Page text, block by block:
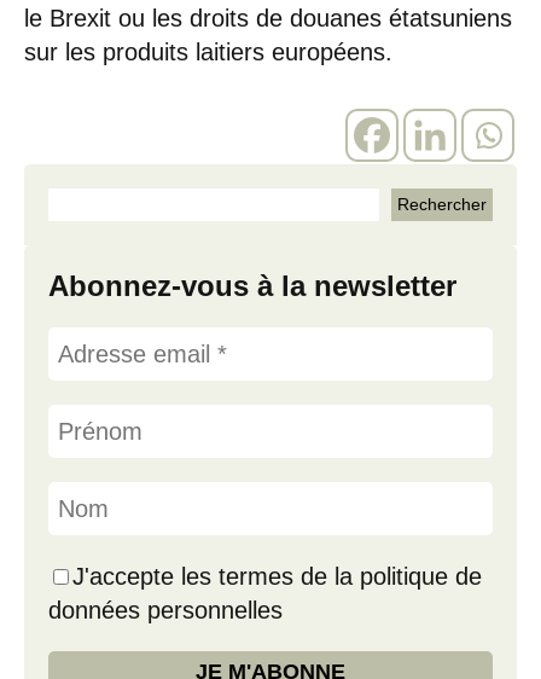
le Brexit ou les droits de douanes étatsuniens
sur les produits laitiers européens.
Abonnez-vous à la newsletter
J'accepte les termes de la politique de
données personnelles